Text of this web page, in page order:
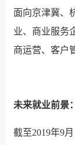
面向京津冀、
业、商业服务
商运营、客户
未来就业前景：
截至2019年9